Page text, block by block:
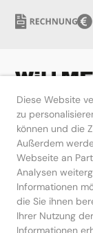
Diese Website
zu
können und die
Außerdem
Webseite an
Analysen
Informationen
die Sie ihnen
Ihrer Nutzung
Informationen
Hilfe
Kontakt